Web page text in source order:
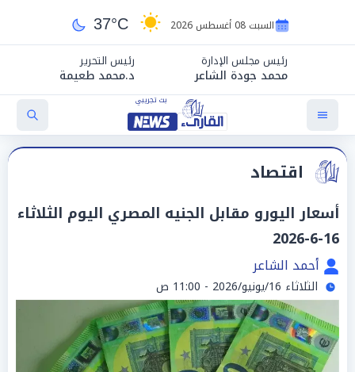
السبت 08 أغسطس 2026 37°C
رئيس مجلس الإدارة
محمد جودة الشاعر
رئيس التحرير
د.محمد طعيمة
اقتصاد
أسعار اليورو مقابل الجنيه المصري اليوم الثلاثاء
16-6-2026
أحمد الشاعر
الثلاثاء 16/يونيو/2026 - 11:00 ص